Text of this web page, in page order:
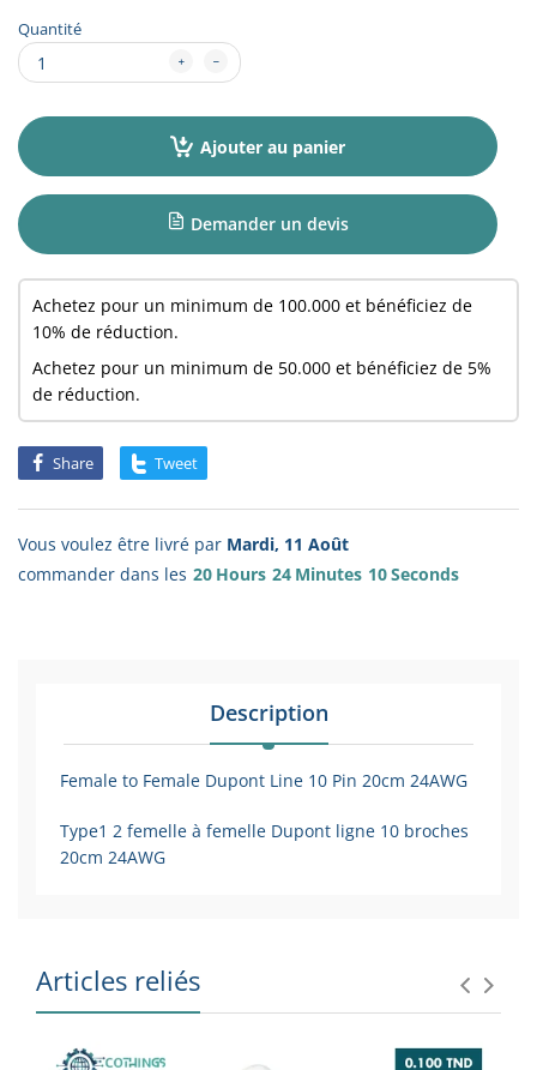
Quantité
Ajouter au panier
Demander un devis
Achetez pour un minimum de 100.000 et bénéficiez de
10% de réduction.
Achetez pour un minimum de 50.000 et bénéficiez de 5%
de réduction.
Share Tweet
Vous voulez être livré par Mardi, 11 Août
commander dans les 20 Hours 24 Minutes 09Seconds
Description
Female to Female Dupont Line 10 Pin 20cm 24AWG
Type1 2 femelle à femelle Dupont ligne 10 broches
20cm 24AWG
Articles reliés